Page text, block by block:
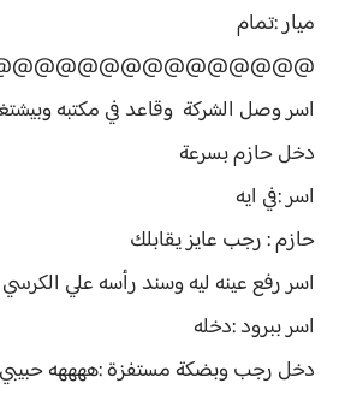
ميار :تمام
اسر وصل الشركة وقاعد في مكتبه
دخل حازم بسرعة
اسر :في ايه
حازم : رجب عايز يقابلك
اسر رفع عينه ليه وسند رأسه علي الكرسي
اسر ببرود :دخله
دخل رجب وبضكة مستفزة :ههههه حبيبي